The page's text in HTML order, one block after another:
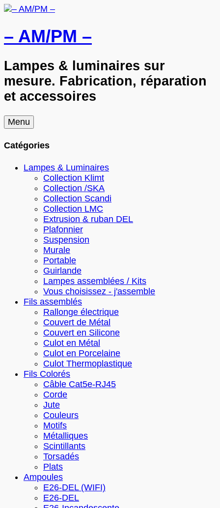
– AM/PM –
Lampes & luminaires sur
mesure. Fabrication, réparation
et accessoires
Menu Skip
to
Catégories
Lampes & Luminaires
Collection Klimt
Collection /SKA
Collection Scandi
Collection LMC
Extrusion & ruban DEL
Plafonnier
Suspension
Murale
Portable
Guirlande
Lampes assemblées / Kits
Vous choisissez - j'assemble
Fils assemblés
Rallonge électrique
Couvert de Métal
Couvert en Silicone
Culot en Métal
Culot en Porcelaine
Culot Thermoplastique
Fils Colorés
Câble Cat5e-RJ45
Corde
Jute
Couleurs
Motifs
Métalliques
Scintillants
Torsadés
Plats
Ampoules
E26-DEL (WIFI)
E26-DEL